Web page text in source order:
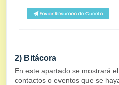
2) Bitácora
En este apartado se mostrará
contactos o eventos que se